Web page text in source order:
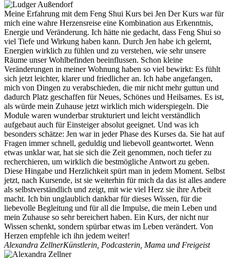
Meine Erfahrung mit dem Feng Shui Kurs bei Jen Der Kurs war für
mich eine wahre Herzensreise eine Kombination aus Erkenntnis,
Energie und Veränderung. Ich hätte nie gedacht, dass Feng Shui so
viel Tiefe und Wirkung haben kann. Durch Jen habe ich gelernt,
Energien wirklich zu fühlen und zu verstehen, wie sehr unsere
Räume unser Wohlbefinden beeinflussen. Schon kleine
Veränderungen in meiner Wohnung haben so viel bewirkt: Es fühlt
sich jetzt leichter, klarer und friedlicher an. Ich habe angefangen,
mich von Dingen zu verabschieden, die mir nicht mehr guttun und
dadurch Platz geschaffen für Neues, Schönes und Heilsames. Es ist,
als würde mein Zuhause jetzt wirklich mich widerspiegeln. Die
Module waren wunderbar strukturiert und leicht verständlich
aufgebaut auch für Einsteiger absolut geeignet. Und was ich
besonders schätze: Jen war in jeder Phase des Kurses da. Sie hat auf
Fragen immer schnell, geduldig und liebevoll geantwortet. Wenn
etwas unklar war, hat sie sich die Zeit genommen, noch tiefer zu
recherchieren, um wirklich die bestmögliche Antwort zu geben.
Diese Hingabe und Herzlichkeit spürt man in jedem Moment. Selbst
jetzt, nach Kursende, ist sie weiterhin für mich da das ist alles andere
als selbstverständlich und zeigt, mit wie viel Herz sie ihre Arbeit
macht. Ich bin unglaublich dankbar für dieses Wissen, für die
liebevolle Begleitung und für all die Impulse, die mein Leben und
mein Zuhause so sehr bereichert haben. Ein Kurs, der nicht nur
Wissen schenkt, sondern spürbar etwas im Leben verändert. Von
Herzen empfehle ich ihn jedem weiter!
Alexandra ZellnerKünstlerin, Podcasterin, Mama und Freigeist